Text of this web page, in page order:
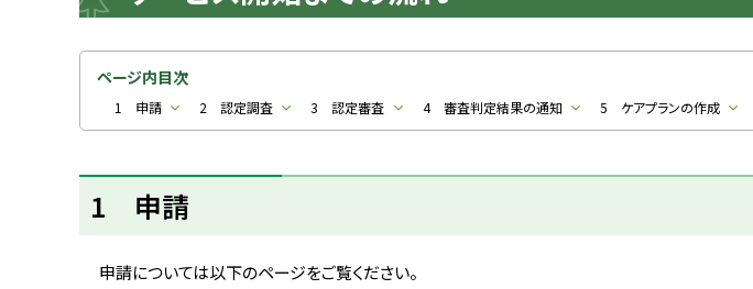
ページ内目次
1 申請 2 認定調査 3 認定審査 4 審査判定結果の通知 5 ケアプランの作成
1 申請
申請については以下のページをご覧ください。